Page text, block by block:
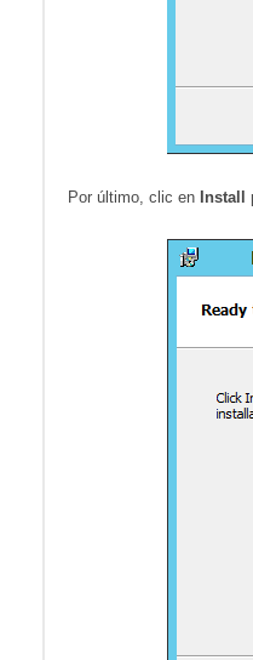
Por último, clic en Install